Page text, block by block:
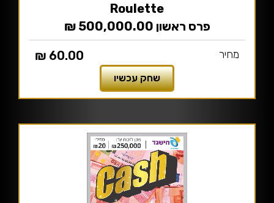
Roulette
פרס ראשון 500,000.00 ₪
מחיר 60.00 ₪
שחק עכשיו